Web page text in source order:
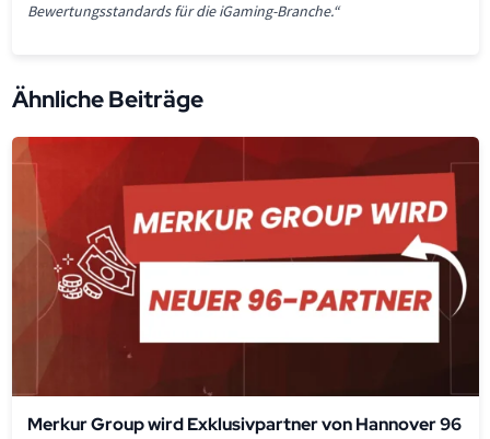
Bewertungsstandards für die iGaming-Branche.“
Ähnliche Beiträge
Merkur Group wird Exklusivpartner von Hannover 96